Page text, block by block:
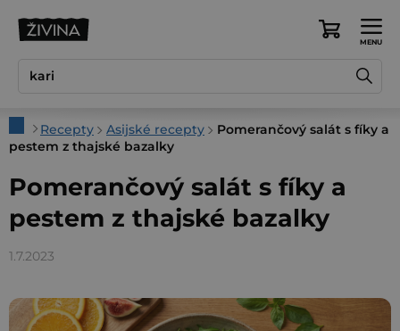
Nákupní
DomůRecepty Asijské recepty
Pomerančový salát s fíky a
pestem z thajské bazalky
Pomerančový salát s fíky a
pestem z thajské bazalky
1.7.2023